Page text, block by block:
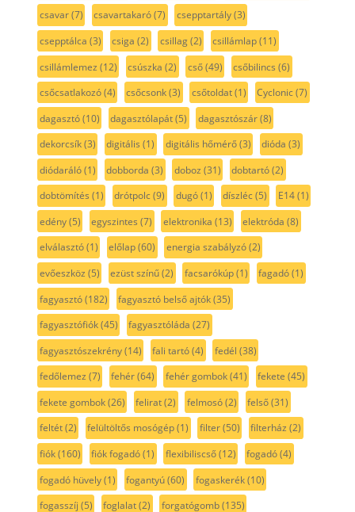
csavar(7) csavartakaró(7) csepptartály(3)
csepptálca (3) csiga (2) csillag(2) csillámlap(11)
csillámlemez (12) csúszka (2) cső(49) csőbilincs (6)
csőcsatlakozó(4) csőcsonk(3) csőtoldat(1) Cyclonic(7)
dagasztó(10) dagasztólapát(5) dagasztószár(8)
dekorcsík(3) digitális (1) digitális hőmérő(3) dióda (3)
diódaráló(1) dobborda (3) doboz (31) dobtartó(2)
dobtömítés (1) drótpolc(9) dugó(1) díszléc(5) E14(1)
edény(5) egyszintes (7) elektronika (13) elektróda (8)
elválasztó(1) előlap(60) energia szabályzó(2)
evőeszköz (5) ezüst színű(2) facsarókúp(1) fagadó(1)
fagyasztó(182) fagyasztó belső ajtók(35)
fagyasztófiók(45) fagyasztóláda (27)
fagyasztószekrény(14) fali tartó(4) fedél (38)
fedőlemez (7) fehér(64) fehér gombok(41) fekete (45)
fekete gombok(26) felirat(2) felmosó(2) felső(31)
feltét(2) felültöltős mosógép(1) filter(50) filterház (2)
fiók(160) fiók fogadó(1) flexibiliscső(12) fogadó(4)
fogadó hüvely(1) fogantyú(60) fogaskerék(10)
fogasszíj (5) foglalat(2) forgatógomb(135)